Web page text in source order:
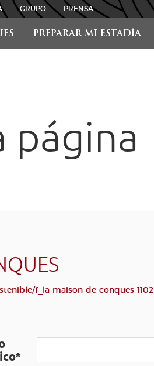
PREPARAR MI ESTADÍA
GRUPO PRENSA
página
f_la-maison-de-conques-1102